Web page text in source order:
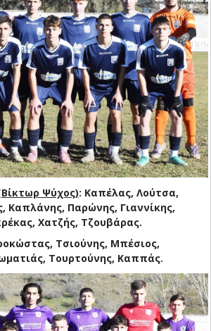
Ψύχος): Καπέλας, Λούτσα,
Καπλάνης, Παρώνης, Γιαννίκης,
Χατζής, Τζουβάρας.
Τσιούνης, Μπέσιος,
Τουρτούνης, Καππάς.